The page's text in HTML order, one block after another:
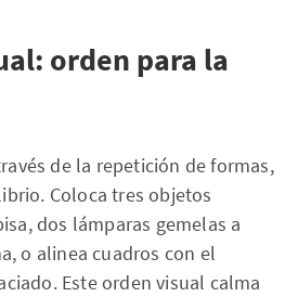
orden para la
de la repetición de formas,
Coloca tres objetos
dos lámparas gemelas a
o alinea cuadros con el
Este orden visual calma